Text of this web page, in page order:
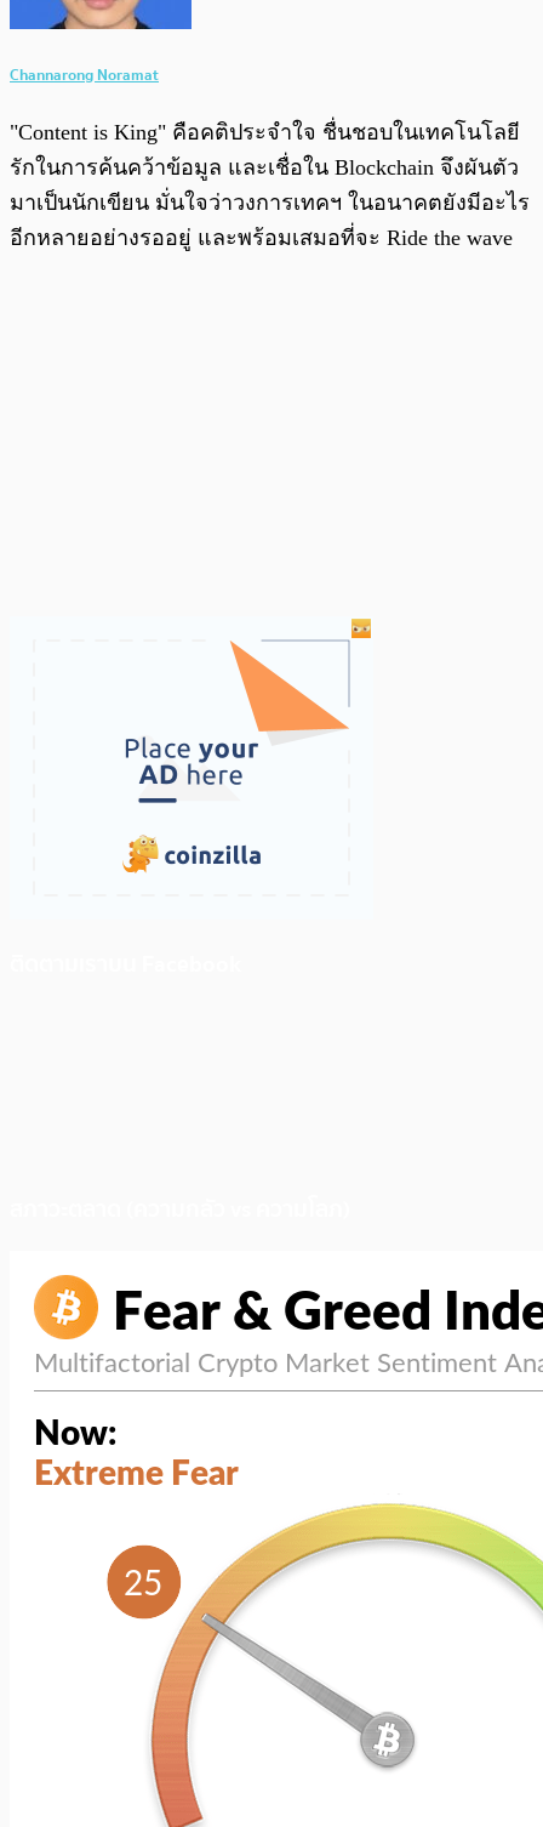
Channarong Noramat
"Content is King" คือคติประจำใจ ชื่นชอบในเทคโนโลยี
รักในการค้นคว้าข้อมูล และเชื่อใน Blockchain จึงผันตัว
มาเป็นนักเขียน มั่นใจว่าวงการเทคฯ ในอนาคตยังมีอะไร
อีกหลายอย่างรออยู่ และพร้อมเสมอที่จะ Ride the wave